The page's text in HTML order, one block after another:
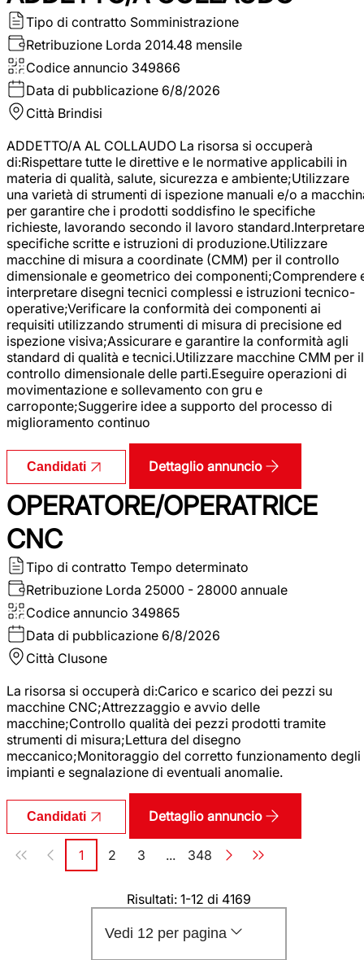
Tipo di contratto Somministrazione
Retribuzione Lorda 2014.48 mensile
Codice annuncio 349866
Data di pubblicazione 6/8/2026
Città Brindisi
ADDETTO/A AL COLLAUDO La risorsa si occuperà
di:Rispettare tutte le direttive e le normative applicabili in
materia di qualità, salute, sicurezza e ambiente;Utilizzare
una varietà di strumenti di ispezione manuali e/o a
per garantire che i prodotti soddisfino le specifiche
richieste, lavorando secondo il lavoro standard.Interpretare
specifiche scritte e istruzioni di produzione.Utilizzare
macchine di misura a coordinate (CMM) per il controllo
dimensionale e geometrico dei componenti;Comprendere
interpretare disegni tecnici complessi e istruzioni tecnico-
operative;Verificare la conformità dei componenti ai
requisiti utilizzando strumenti di misura di precisione ed
ispezione visiva;Assicurare e garantire la conformità agli
standard di qualità e tecnici.Utilizzare macchine CMM per il
controllo dimensionale delle parti.Eseguire operazioni di
movimentazione e sollevamento con gru e
carroponte;Suggerire idee a supporto del processo di
miglioramento continuo
Candidati Dettaglio annuncio
OPERATORE/OPERATRICE
CNC
Tipo di contratto Tempo determinato
Retribuzione Lorda 25000 - 28000 annuale
Codice annuncio 349865
Data di pubblicazione 6/8/2026
Città Clusone
La risorsa si occuperà di:Carico e scarico dei pezzi su
macchine CNC;Attrezzaggio e avvio delle
macchine;Controllo qualità dei pezzi prodotti tramite
strumenti di misura;Lettura del disegno
meccanico;Monitoraggio del corretto funzionamento degli
impianti e segnalazione di eventuali anomalie.
Candidati Dettaglio annuncio
Paginazione
Pagina
1 Pagina
2 Pagina
3 ... Pagina
348
Risultati: 1-12 di 4169
Vedi 12 per pagina